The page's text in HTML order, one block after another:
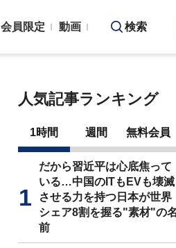
会員限定 動画 検索
人気記事ランキング
1時間 週間 無料会員
だから習近平は心底焦って
いる…中国のITもEVも壊滅
させる力を持つ日本が世界
シェア8割を握る"素材"の名
前